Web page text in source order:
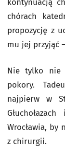
kontynuacją
chórach
propozycję z
mu jej przyjąć
Nie tylko nie
pokory.
najpierw w
Wrocławia, by
z chirurgii.